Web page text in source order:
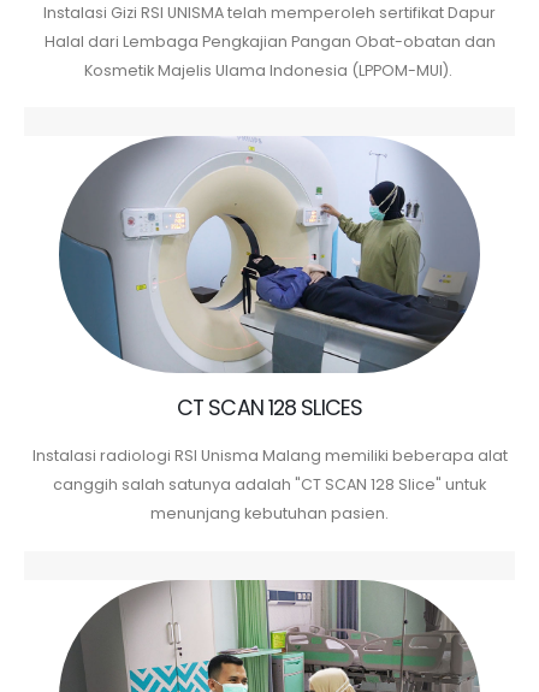
Instalasi Gizi RSI UNISMA telah memperoleh sertifikat Dapur
Halal dari Lembaga Pengkajian Pangan Obat-obatan dan
Kosmetik Majelis Ulama Indonesia (LPPOM-MUI).
CT SCAN 128 SLICES
Instalasi radiologi RSI Unisma Malang memiliki beberapa alat
canggih salah satunya adalah "CT SCAN 128 Slice" untuk
menunjang kebutuhan pasien.